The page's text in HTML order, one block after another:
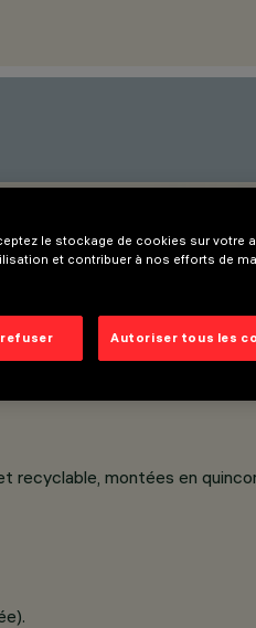
montées en
le stockage de cookies sur votre
et contribuer à nos efforts de
Autoriser tous les